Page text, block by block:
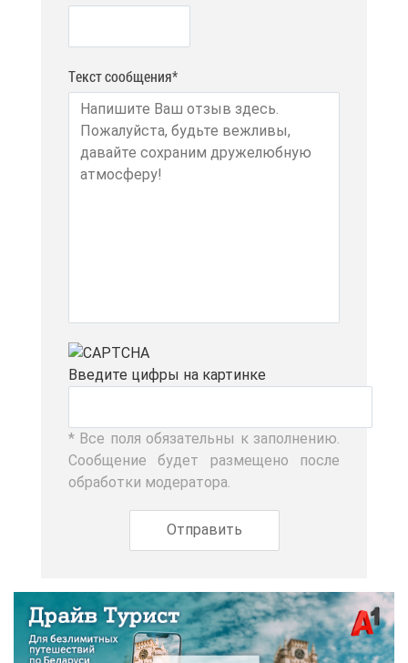
Текст сообщения*
Вве­ди­те циф­ры на кар­тин­ке
* Все по­ля обя­за­тель­ны к за­пол­не­нию.
Со­об­ще­ние бу­дет раз­ме­ще­но по­сле
об­ра­бот­ки мо­де­ра­то­ра.